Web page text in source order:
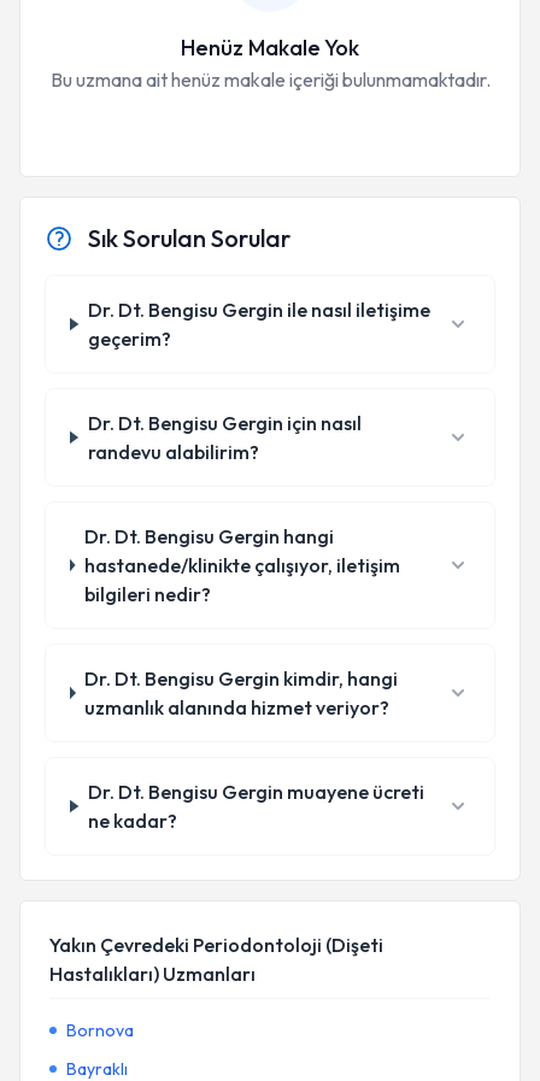
Henüz Makale Yok
Bu uzmana ait henüz makale içeriği bulunmamaktadır.
Sık Sorulan Sorular
Dr. Dt. Bengisu Gergin ile nasıl iletişime
geçerim?
Dr. Dt. Bengisu Gergin için nasıl
randevu alabilirim?
Dr. Dt. Bengisu Gergin hangi
hastanede/klinikte çalışıyor, iletişim
bilgileri nedir?
Dr. Dt. Bengisu Gergin kimdir, hangi
uzmanlık alanında hizmet veriyor?
Dr. Dt. Bengisu Gergin muayene ücreti
ne kadar?
Yakın Çevredeki Periodontoloji (Dişeti
Hastalıkları) Uzmanları
Bornova
Bayraklı